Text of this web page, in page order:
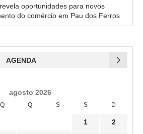
oportunidades para novos
do comércio em Pau dos Ferros
AGENDA
agosto 2026
Q Q S S D
1 2